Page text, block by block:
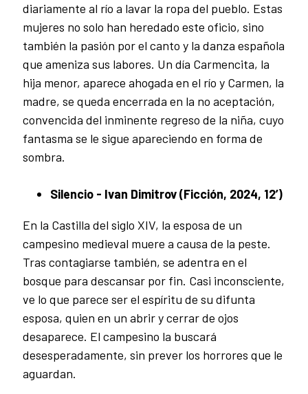
diariamente al río a lavar la ropa del pueblo. Estas
mujeres no solo han heredado este oficio, sino
también la pasión por el canto y la danza española
que ameniza sus labores. Un día Carmencita, la
hija menor, aparece ahogada en el río y Carmen, la
madre, se queda encerrada en la no aceptación,
convencida del inminente regreso de la niña, cuyo
fantasma se le sigue apareciendo en forma de
sombra.
Silencio - Ivan Dimitrov (Ficción, 2024, 12’)
En la Castilla del siglo XIV, la esposa de un
campesino medieval muere a causa de la peste.
Tras contagiarse también, se adentra en el
bosque para descansar por fin. Casi inconsciente,
ve lo que parece ser el espíritu de su difunta
esposa, quien en un abrir y cerrar de ojos
desaparece. El campesino la buscará
desesperadamente, sin prever los horrores que le
aguardan.